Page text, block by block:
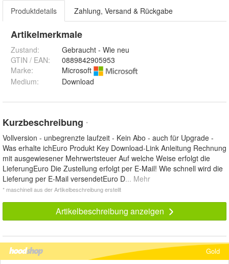
Produktdetails Zahlung, Versand & Rückgabe
Artikelmerkmale
Zustand:
Gebraucht - Wie neu
GTIN / EAN:
0889842905953
Marke:
Microsoft
Medium: Download
Kurzbeschreibung *
Vollversion - unbegrenzte laufzeit - Kein Abo - auch für Upgrade -
Was erhalte ichEuro Produkt Key Download-Link Anleitung Rechnung
mit ausgewiesener Mehrwertsteuer Auf welche Weise erfolgt die
LieferungEuro Die Zustellung erfolgt per E-Mail! Wie schnell wird die
Lieferung per E-Mail versendetEuro D... Mehr
* maschinell aus der Artikelbeschreibung erstellt
Artikelbeschreibung anzeigen
Gold